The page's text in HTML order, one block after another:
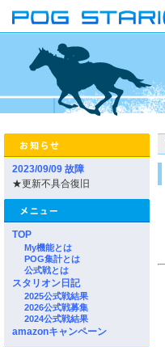
2023/09/09 故障
★更新不具合復旧
TOP
My機能とは
POG集計とは
公式戦とは
スタリオン日記
2025公式戦結果
2026公式戦募集
2024公式戦結果
amazonキャンペーン